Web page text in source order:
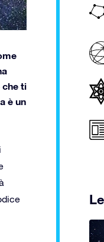
che ti
è un